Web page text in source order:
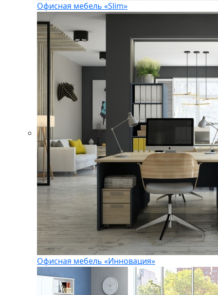
Офисная мебель «Slim»
Офисная мебель «Инновация»